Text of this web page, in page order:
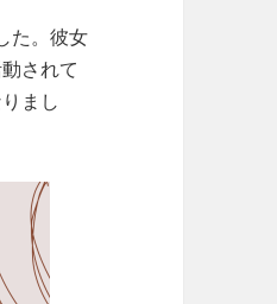
た。彼女
されて
まし